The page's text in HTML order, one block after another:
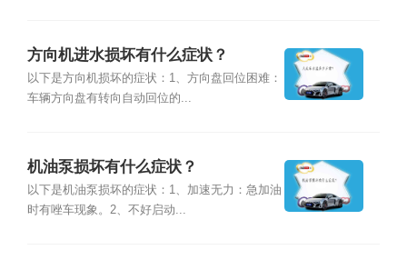
方向机进水损坏有什么症状？
以下是方向机损坏的症状：1、方向盘回位困难：
车辆方向盘有转向自动回位的...
机油泵损坏有什么症状？
以下是机油泵损坏的症状：1、加速无力：急加油
时有唑车现象。2、不好启动...